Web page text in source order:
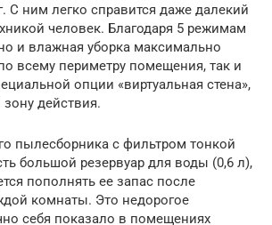
С ним легко справится даже далекий
человек. Благодаря 5 режимам
и влажная уборка максимально
всему периметру помещения, так и
опции «виртуальная стена»,
действия.
пылесборника с фильтром тонкой
большой резервуар для воды (0,6 л),
пополнять ее запас после
комнаты. Это недорогое
себя показало в помещениях